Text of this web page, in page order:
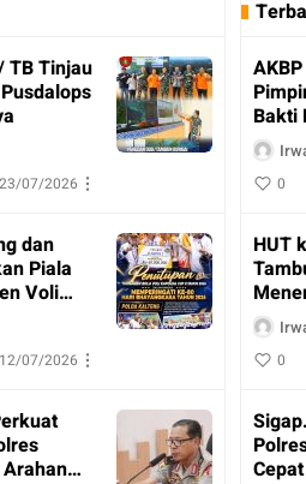
TB Tinjau
23/07/2026
dan
Piala
Voli
12/07/2026
Bakti
0
HUT
0